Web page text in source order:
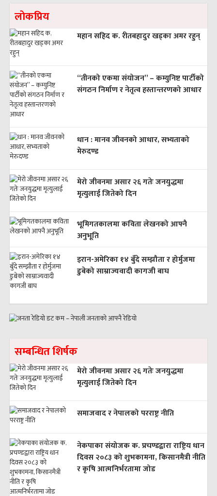
लाेकप्रिय
महान सहिद क. रीतबहादुर खड्‌का अमर रहुन्
“तीनको एकमा संयोजन” – कम्युनिष्ट पार्टीको
संगठन निर्माण र नेतृत्व हस्तान्तरणको आधार
धान : मानव जीवनको आधार, सभ्यताको
मेरुदण्ड
मेरो जीवनमा असार २६ गतेः जनयुद्धमा
मृत्युलाई जितेको दिन
भूमिगतकालमा कविता लेखनको आफ्नै
अनुभूति
इरान-अमेरिका १४ बुँदे सम्झौता र होर्मुजमा
डुबेको साम्राज्यवादी कागजी बाघ
सम्बन्धित शिर्षक
मेरो जीवनमा असार २६ गतेः जनयुद्धमा
मृत्युलाई जितेको दिन
समाजवाद र नेपालको परराष्ट्र नीति
नेकपाका संयोजक क. प्रचण्डद्वारा राष्ट्रिय धान
दिवस २०८३ को शुभकामना, किसानमैत्री नीति
र कृषि आत्मनिर्भरतामा जोड